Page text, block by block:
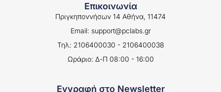
Επικοινωνία
Πριγκηποννήσων 14 Αθήνα, 11474
Email: support@pclabs.gr
Τηλ: 2106400030 - 2106400038
Ωράριο: Δ-Π 08:00 - 16:00
Εγγραφή στο Newsletter